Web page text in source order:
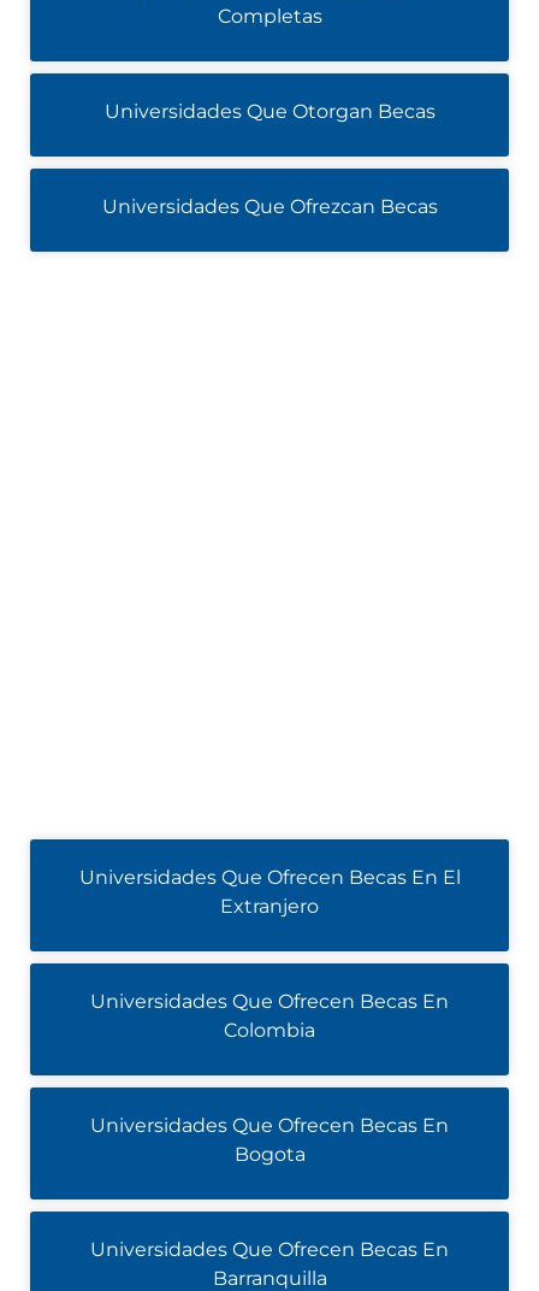
Completas
Universidades Que Otorgan Becas
Universidades Que Ofrezcan Becas
Universidades Que Ofrecen Becas En El
Extranjero
Universidades Que Ofrecen Becas En
Colombia
Universidades Que Ofrecen Becas En
Bogota
Universidades Que Ofrecen Becas En
Barranquilla